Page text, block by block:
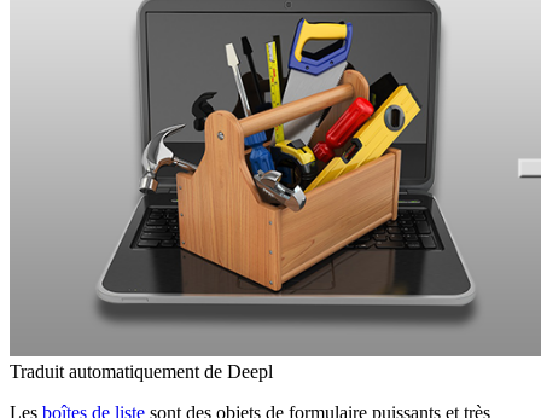
Traduit automatiquement de Deepl
Les boîtes de liste sont des objets de formulaire puissants et très